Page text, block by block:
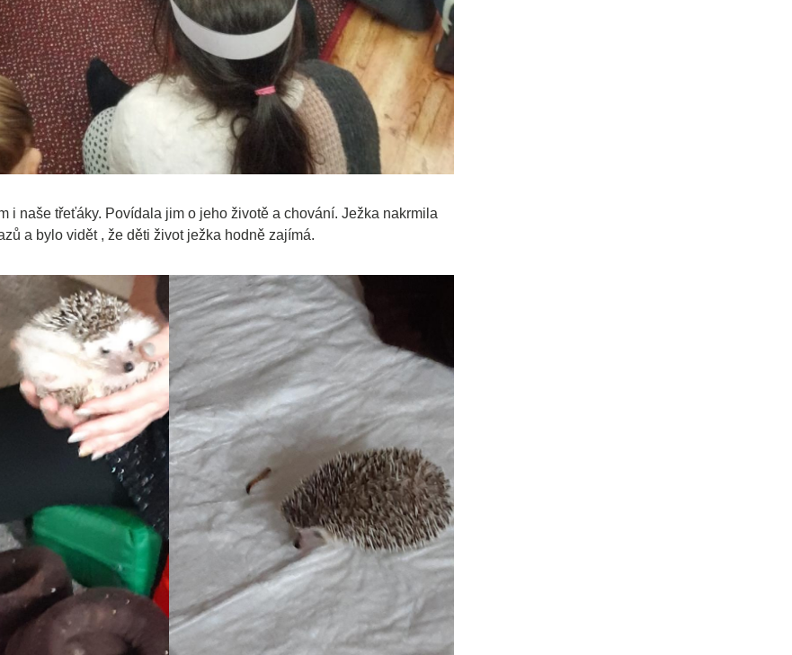
i naše třeťáky. Povídala jim o jeho životě a chování. Ježka nakrmila
a bylo vidět , že děti život ježka hodně zajímá.